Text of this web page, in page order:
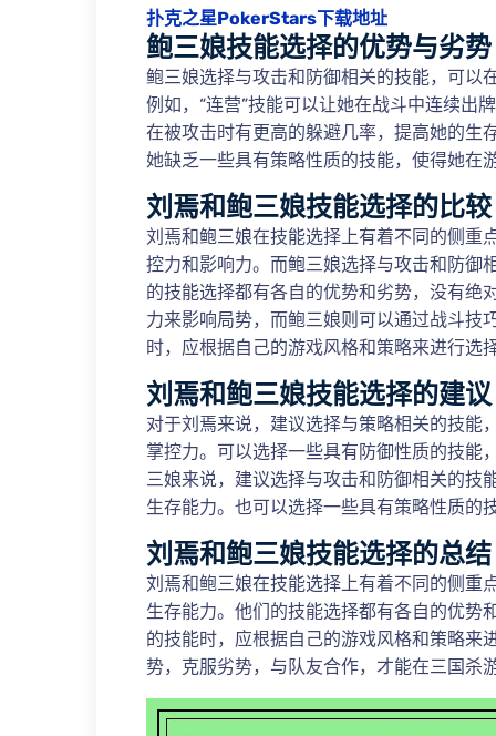
扑克之星PokerStars下载地址
鲍三娘技能选择的优势与劣势
鲍三娘选择与攻击和防御相关的技能，可以
例如，“连营”技能可以让她在战斗中连续出
在被攻击时有更高的躲避几率，提高她的生
她缺乏一些具有策略性质的技能，使得她在
刘焉和鲍三娘技能选择的比较
刘焉和鲍三娘在技能选择上有着不同的侧重
控力和影响力。而鲍三娘选择与攻击和防御
的技能选择都有各自的优势和劣势，没有绝
力来影响局势，而鲍三娘则可以通过战斗技
时，应根据自己的游戏风格和策略来进行选
刘焉和鲍三娘技能选择的建议
对于刘焉来说，建议选择与策略相关的技能
掌控力。可以选择一些具有防御性质的技能
三娘来说，建议选择与攻击和防御相关的技
生存能力。也可以选择一些具有策略性质的
刘焉和鲍三娘技能选择的总结
刘焉和鲍三娘在技能选择上有着不同的侧重
生存能力。他们的技能选择都有各自的优势
的技能时，应根据自己的游戏风格和策略来
势，克服劣势，与队友合作，才能在三国杀